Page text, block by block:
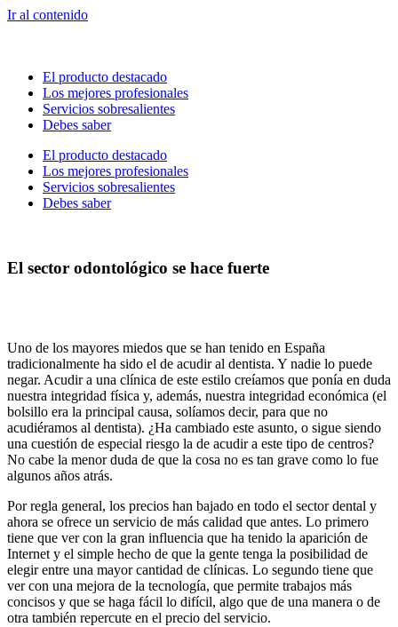
Ir al contenido
El producto destacado
Los mejores profesionales
Servicios sobresalientes
Debes saber
El producto destacado
Los mejores profesionales
Servicios sobresalientes
Debes saber
El sector odontológico se hace fuerte
Uno de los mayores miedos que se han tenido en España
tradicionalmente ha sido el de acudir al dentista. Y nadie lo puede
negar. Acudir a una clínica de este estilo creíamos que ponía en duda
nuestra integridad física y, además, nuestra integridad económica (el
bolsillo era la principal causa, solíamos decir, para que no
acudiéramos al dentista). ¿Ha cambiado este asunto, o sigue siendo
una cuestión de especial riesgo la de acudir a este tipo de centros?
No cabe la menor duda de que la cosa no es tan grave como lo fue
algunos años atrás.
Por regla general, los precios han bajado en todo el sector dental y
ahora se ofrece un servicio de más calidad que antes. Lo primero
tiene que ver con la gran influencia que ha tenido la aparición de
Internet y el simple hecho de que la gente tenga la posibilidad de
elegir entre una mayor cantidad de clínicas. Lo segundo tiene que
ver con una mejora de la tecnología, que permite trabajos más
concisos y que se haga fácil lo difícil, algo que de una manera o de
otra también repercute en el precio del servicio.